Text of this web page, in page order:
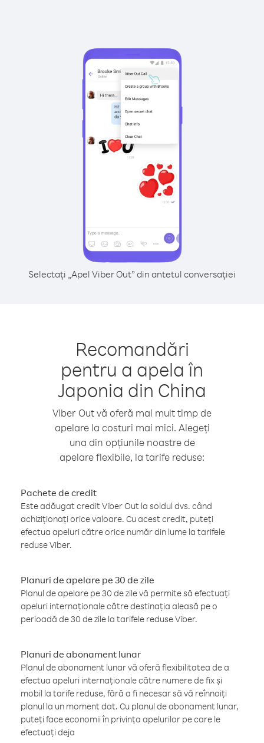
Selectați „Apel Viber Out” din antetul conversației
Recomandări
pentru a apela în
Japonia din China
Viber Out vă oferă mai mult timp de
apelare la costuri mai mici. Alegeți
una din opțiunile noastre de
apelare flexibile, la tarife reduse:
Pachete de credit
Este adăugat credit Viber Out la soldul dvs. când
achiziționați orice valoare. Cu acest credit, puteți
efectua apeluri către orice număr din lume la tarifele
reduse Viber.
Planuri de apelare pe 30 de zile
Planul de apelare pe 30 de zile vă permite să efectuați
apeluri internaționale către destinația aleasă pe o
perioadă de 30 de zile la tarifele reduse Viber.
Planuri de abonament lunar
Planul de abonament lunar vă oferă flexibilitatea de a
efectua apeluri internaționale către numere de fix și
mobil la tarife reduse, fără a fi necesar să vă reînnoiți
planul la un moment dat. Cu planul de abonament lunar,
puteți face economii în privința apelurilor pe care le
efectuați deja